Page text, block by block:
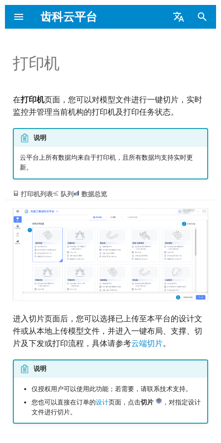
齿科云平台
以
始
平台介绍
功能权限
主要功能
主界面
控制台
设计服务
AI 设计
设计偏好
价目表
扫描单
患者管理
报告管理
关系网
成员
机构设置
工单
打印机
人工设计
AI 设计 验收设计结果
设计偏好
价目表
登录/注册
管理机构
绑定打印机
新建患者
创建扫描单
创建订单
云端切片
文件
制作检查报告
数据监控
登录/注册
管理机构
绑定打印机
处理订单
云端切片
文件
打印文件
数据监控
医院/诊所用户
平台相关
技工所用户 平台相关
先临积分
打印机
在打印机页面，您可以对模型文件进行一键切片，实时
监控并管理当前机构的打印机及打印任务状态。
说明
云平台上所有数据均来自于打印机，且所有数据均支持实时更
新。
打印机列表 队列 数据总览
进入切片页面后，您可以选择已上传至本平台的设计文
件或从本地上传模型文件，并进入一键布局、支撑、切
片及下发或打印流程，具体请参考云端切片。
说明
仅授权用户可以使用此功能；若需要，请联系技术支持。
您也可以直接在订单的设计页面，点击切片
，对指定设计
文件进行切片。